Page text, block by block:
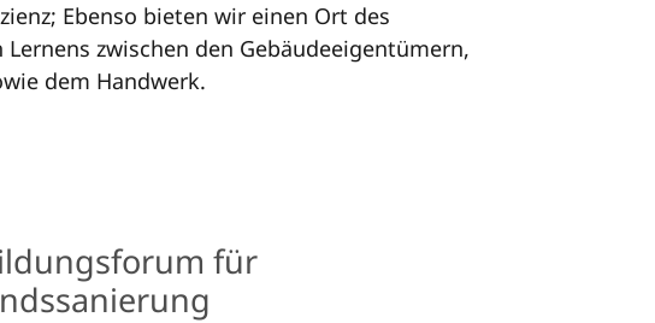
Ebenso bieten wir einen Ort des
zwischen den Gebäudeeigentümern,
dem Handwerk.
für